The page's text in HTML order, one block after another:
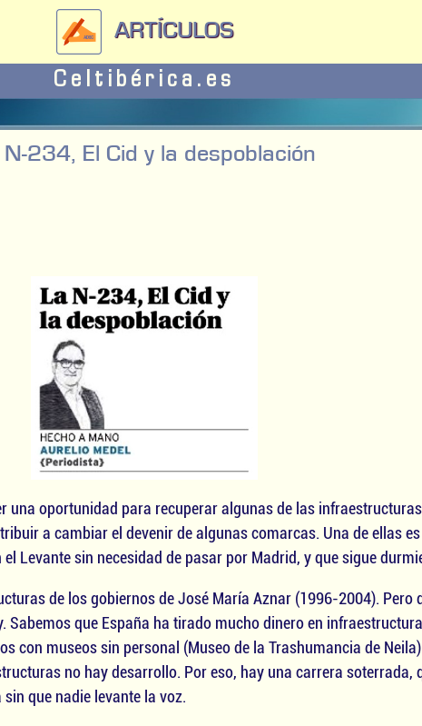
ARTÍCULOS
Celtibérica.es
234, El Cid y la despoblación
una oportunidad para recuperar algunas de las
a cambiar el devenir de algunas comarcas. Una de ellas
Levante sin necesidad de pasar por Madrid, y que sigue
de los gobiernos de José María Aznar (1996-2004). Pero
Sabemos que España ha tirado mucho dinero en
con museos sin personal (Museo de la Trashumancia de
no hay desarrollo. Por eso, hay una carrera soterrada,
que nadie levante la voz.